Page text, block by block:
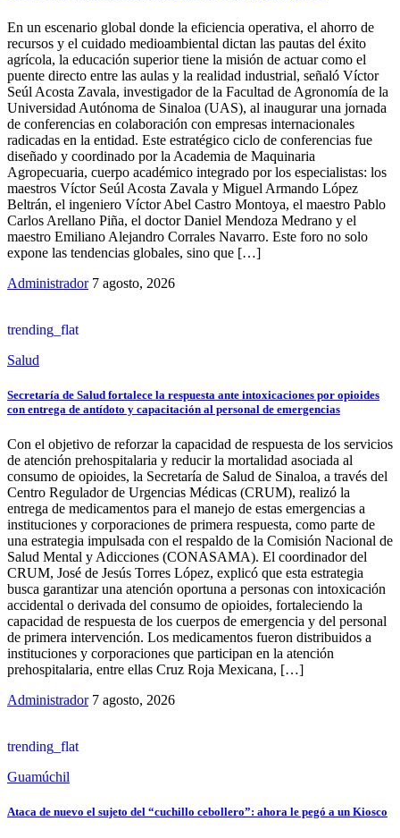
En un escenario global donde la eficiencia operativa, el ahorro de
recursos y el cuidado medioambiental dictan las pautas del éxito
agrícola, la educación superior tiene la misión de actuar como el
puente directo entre las aulas y la realidad industrial, señaló Víctor
Seúl Acosta Zavala, investigador de la Facultad de Agronomía de la
Universidad Autónoma de Sinaloa (UAS), al inaugurar una jornada
de conferencias en colaboración con empresas internacionales
radicadas en la entidad. Este estratégico ciclo de conferencias fue
diseñado y coordinado por la Academia de Maquinaria
Agropecuaria, cuerpo académico integrado por los especialistas: los
maestros Víctor Seúl Acosta Zavala y Miguel Armando López
Beltrán, el ingeniero Víctor Abel Castro Montoya, el maestro Pablo
Carlos Arellano Piña, el doctor Daniel Mendoza Medrano y el
maestro Emiliano Alejandro Corrales Navarro. Este foro no solo
expone las tendencias globales, sino que […]
Administrador 7 agosto, 2026
trending_flat
Salud
Secretaría de Salud fortalece la respuesta ante intoxicaciones por opioides
con entrega de antídoto y capacitación al personal de emergencias
Con el objetivo de reforzar la capacidad de respuesta de los servicios
de atención prehospitalaria y reducir la mortalidad asociada al
consumo de opioides, la Secretaría de Salud de Sinaloa, a través del
Centro Regulador de Urgencias Médicas (CRUM), realizó la
entrega de medicamentos para el manejo de estas emergencias a
instituciones y corporaciones de primera respuesta, como parte de
una estrategia impulsada con el respaldo de la Comisión Nacional de
Salud Mental y Adicciones (CONASAMA). El coordinador del
CRUM, José de Jesús Torres López, explicó que esta estrategia
busca garantizar una atención oportuna a personas con intoxicación
accidental o derivada del consumo de opioides, fortaleciendo la
capacidad de respuesta de los cuerpos de emergencia y del personal
de primera intervención. Los medicamentos fueron distribuidos a
instituciones y corporaciones que participan en la atención
prehospitalaria, entre ellas Cruz Roja Mexicana, […]
Administrador 7 agosto, 2026
trending_flat
Guamúchil
Ataca de nuevo el sujeto del “cuchillo cebollero”: ahora le pegó a un Kiosco